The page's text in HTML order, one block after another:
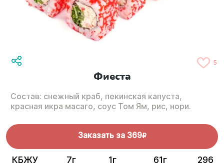
5
Фиеста
Состав: снежный краб, пекинская капуста,
красная икра масаго, соус Том Ям, рис, нори.
Заказать за 369R
КБЖУ 7г 1г 61г 296